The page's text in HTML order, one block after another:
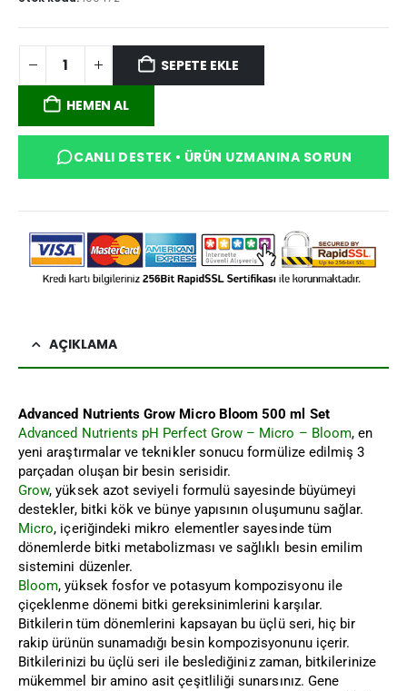
SEPETE EKLE
HEMEN AL
CANLI DESTEK • ÜRÜN UZMANINA SORUN
AÇIKLAMA
Advanced Nutrients Grow Micro Bloom 500 ml Set
Advanced Nutrients pH Perfect Grow – Micro – Bloom, en
yeni araştırmalar ve teknikler sonucu formülize edilmiş 3
parçadan oluşan bir besin serisidir.
Grow, yüksek azot seviyeli formulü sayesinde büyümeyi
destekler, bitki kök ve bünye yapısının oluşumunu sağlar.
Micro, içeriğindeki mikro elementler sayesinde tüm
dönemlerde bitki metabolizması ve sağlıklı besin emilim
sistemini düzenler.
Bloom, yüksek fosfor ve potasyum kompozisyonu ile
çiçeklenme dönemi bitki gereksinimlerini karşılar.
Bitkilerin tüm dönemlerini kapsayan bu üçlü seri, hiç bir
rakip ürünün sunamadığı besin kompozisyonunu içerir.
Bitkilerinizi bu üçlü seri ile beslediğiniz zaman, bitkilerinize
mükemmel bir amino asit çeşitliliği sunarsınız. Gene